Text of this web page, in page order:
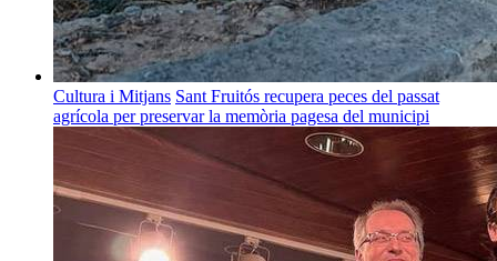
Cultura i Mitjans Sant Fruitós recupera peces del passat
agrícola per preservar la memòria pagesa del municipi